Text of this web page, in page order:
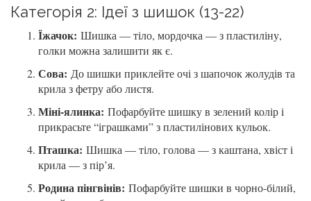
Категорія 2: Ідеї з шишок (13-22)
Їжачок: Шишка — тіло, мордочка — з пластиліну,
голки можна залишити як є.
Сова: До шишки приклейте очі з шапочок жолудів та
крила з фетру або листя.
Міні-ялинка: Пофарбуйте шишку в зелений колір і
прикрасьте “іграшками” з пластилінових кульок.
Пташка: Шишка — тіло, голова — з каштана, хвіст і
крила — з пір’я.
Родина пінгвінів: Пофарбуйте шишки в чорно-білий,